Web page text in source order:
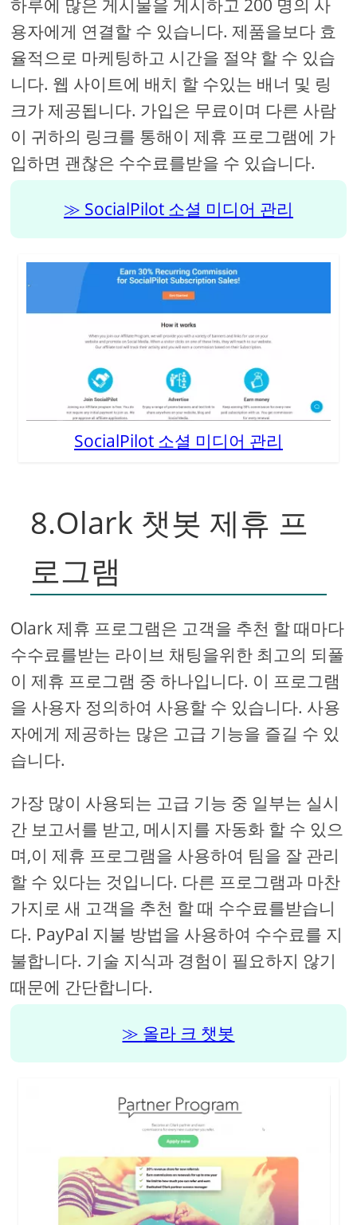
하루에 많은 게시물을 게시하고 200 명의 사
용자에게 연결할 수 있습니다. 제품을보다 효
율적으로 마케팅하고 시간을 절약 할 수 있습
니다. 웹 사이트에 배치 할 수있는 배너 및 링
크가 제공됩니다. 가입은 무료이며 다른 사람
이 귀하의 링크를 통해이 제휴 프로그램에 가
입하면 괜찮은 수수료를받을 수 있습니다.
SocialPilot 소셜 미디어 관리
SocialPilot 소셜 미디어 관리
8.Olark 챗봇 제휴 프
로그램
Olark 제휴 프로그램은 고객을 추천 할 때마다
수수료를받는 라이브 채팅을위한 최고의 되풀
이 제휴 프로그램 중 하나입니다. 이 프로그램
을 사용자 정의하여 사용할 수 있습니다. 사용
자에게 제공하는 많은 고급 기능을 즐길 수 있
습니다.
가장 많이 사용되는 고급 기능 중 일부는 실시
간 보고서를 받고, 메시지를 자동화 할 수 있으
며,이 제휴 프로그램을 사용하여 팀을 잘 관리
할 수 ​​있다는 것입니다. 다른 프로그램과 마찬
가지로 새 고객을 추천 할 때 수수료를받습니
다. PayPal 지불 방법을 사용하여 수수료를 지
불합니다. 기술 지식과 경험이 필요하지 않기
때문에 간단합니다.
올라 크 챗봇